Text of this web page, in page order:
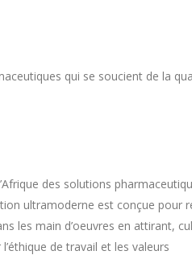
qui se soucient de la
des solutions
ultramoderne est conçue pour
les main d’oeuvres en attirant,
de travail et les valeurs